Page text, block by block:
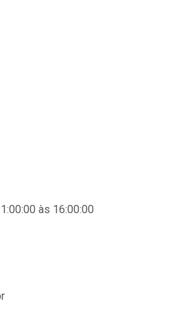
às 16:00:00